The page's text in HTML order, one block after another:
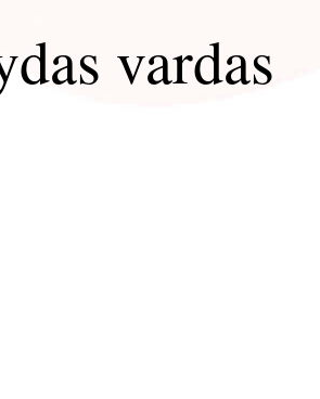
vardas